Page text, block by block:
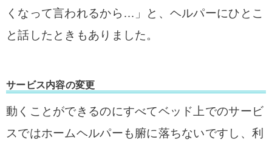
くなって言われるから…」と、ヘルパーにひとこ
と話したときもありました。
サービス内容の変更
動くことができるのにすべてベッド上でのサービ
スではホームヘルパーも腑に落ちないですし、利